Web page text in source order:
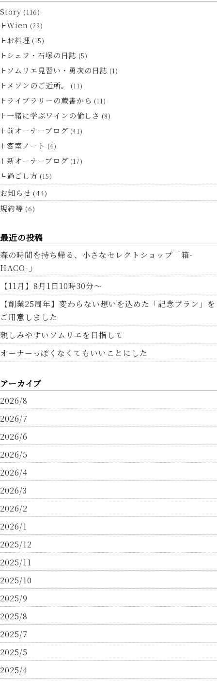
Story (116)
Wien (29)
お料理 (15)
シェフ・石塚の日誌 (5)
ソムリエ見習い・勇次の日誌 (1)
メソンのご近所。 (11)
ライブラリーの蔵書から (11)
一緒に学ぶワインの愉しさ (8)
前オーナーブログ (41)
客室ノート (4)
新オーナーブログ (17)
過ごし方 (15)
お知らせ (44)
規約等 (6)
最近の投稿
森の時間を持ち帰る、小さなセレクトショップ「箱-
HACO-」
【11月】8月1日10時30分～
【創業25周年】変わらない想いを込めた「記念プラン」を
ご用意しました
親しみやすいソムリエを目指して
オーナーっぽくなくてもいいことにした
アーカイブ
2026/8
2026/7
2026/6
2026/5
2026/4
2026/3
2026/2
2026/1
2025/12
2025/11
2025/10
2025/9
2025/8
2025/7
2025/5
2025/4